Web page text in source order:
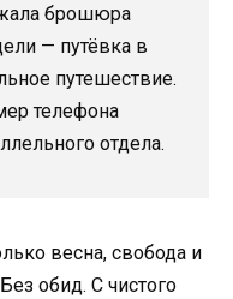
брошюра
— путёвка в
путешествие.
телефона
отдела.
весна, свобода и
обид. С чистого